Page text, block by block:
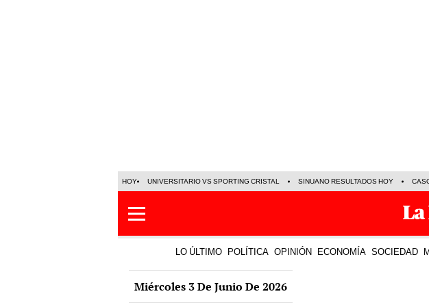
HOY UNIVERSITARIO VS SPORTING CRISTAL SINUANO RESULTADOS HOY
LO ÚLTIMO POLÍTICA OPINIÓN ECONOMÍA SOCIEDAD
Miércoles 3 De Junio De 2026